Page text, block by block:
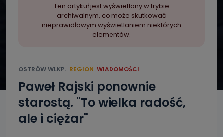
Ten artykuł jest wyświetlany w trybie
archiwalnym, co może skutkować
nieprawidłowym wyświetlaniem niektórych
elementów.
OSTRÓW WLKP. REGION WIADOMOŚCI
Paweł Rajski ponownie
starostą. "To wielka radość,
ale i ciężar"